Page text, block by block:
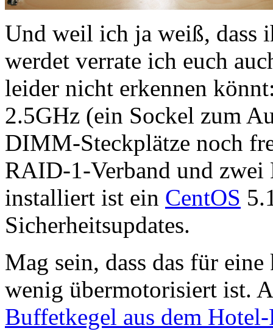
Und weil ich ja weiß, dass
werdet verrate ich euch
leider nicht erkennen
2.5GHz (ein Sockel zum
DIMM-Steckplätze noch
RAID-1-Verband und
installiert ist ein CentOS
Sicherheitsupdates.
Mag sein, dass das für
wenig übermotorisiert ist.
Buffetkegel aus dem